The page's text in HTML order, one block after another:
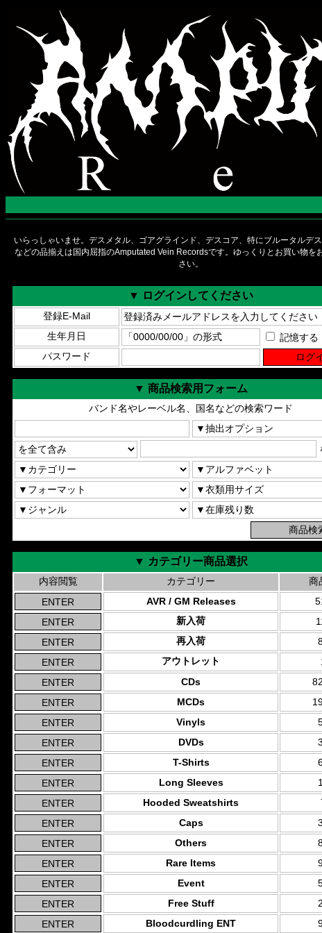
いらっしゃいませ。デスメタル、ゴアグラインド、デスコア、特にブルータルデ
などの品揃えは国内屈指のAmputated Vein Recordsです。ゆっくりとお買い物を
さい。
▼ ログインしてください
登録E-Mail
生年月日
記憶する
パスワード
▼ 商品検索用フォーム
バンド名やレーベル名、国名などの検索ワード
▼ カテゴリー商品選択
内容閲覧 カテゴリー
商
AVR / GM Releases
新入荷
再入荷
アウトレット
CDs
MCDs
Vinyls
DVDs
T-Shirts
Long Sleeves
Hooded Sweatshirts
Caps
Others
Rare Items
Event
Free Stuff
Bloodcurdling ENT